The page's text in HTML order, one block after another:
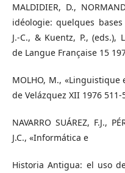
MALDIDIER, D.,
idéologie: quelques
J.-C., & Kuentz, P.,
de Langue Française 15
MOLHO, M., «Linguistique
de Velázquez XII 1976 511-
NAVARRO SUÁREZ, F.J.,
J.C., «Informática e
Historia Antigua: el uso